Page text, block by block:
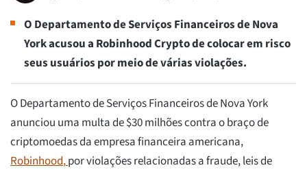
O Departamento de Serviços Financeiros de Nova
York acusou a Robinhood Crypto de colocar em risco
seus usuários por meio de várias violações.
O Departamento de Serviços Financeiros de Nova York
anunciou uma multa de $30 milhões contra o braço de
criptomoedas da empresa financeira americana,
Robinhood,por violações relacionadas a fraude, leis de